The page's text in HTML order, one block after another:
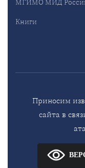
Книги
Приносим
сайта в